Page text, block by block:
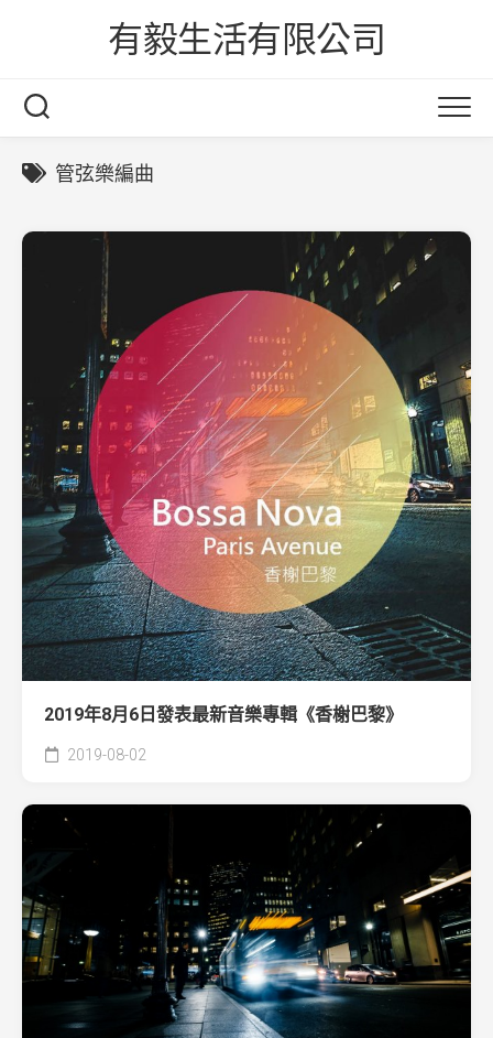
有毅生活有限公司
管弦樂編曲
2019年8月6日發表最新音樂專輯《香榭巴黎》
2019-08-02